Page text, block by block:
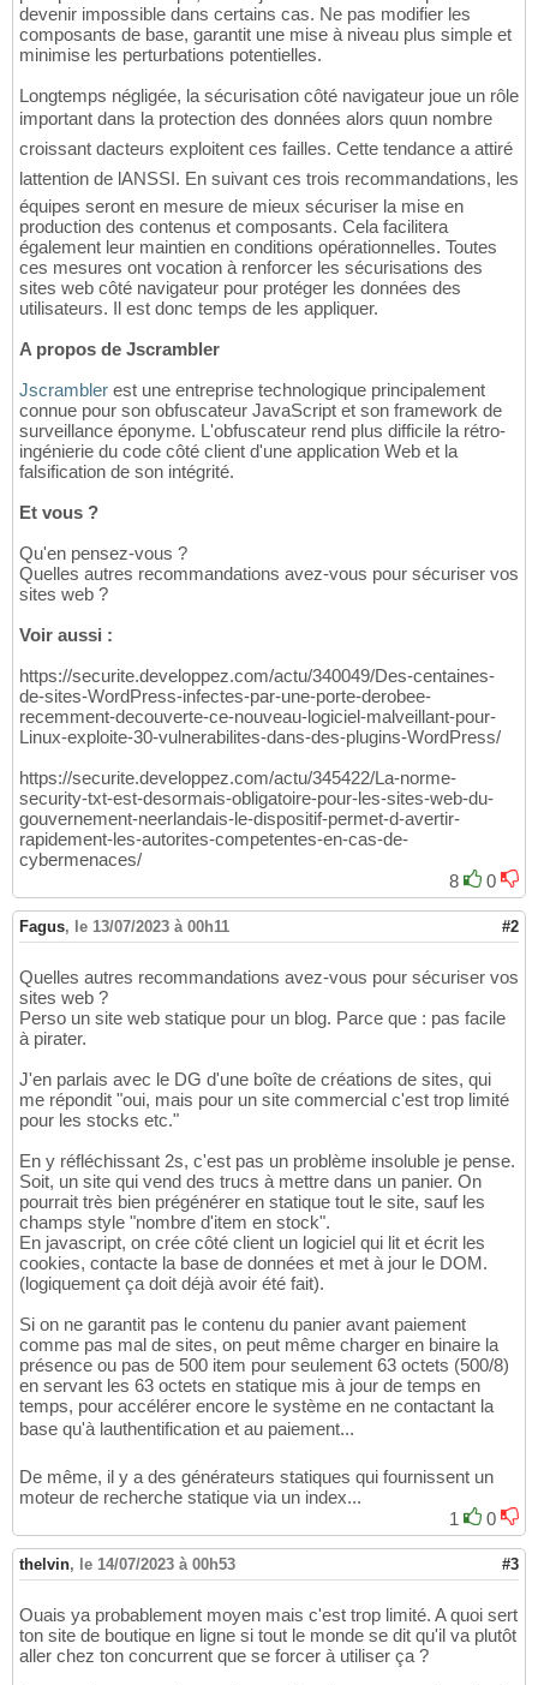
devenir impossible dans certains cas. Ne pas modifier les
composants de base, garantit une mise à niveau plus simple et
minimise les perturbations potentielles.
Longtemps négligée, la sécurisation côté navigateur joue un rôle
important dans la protection des données alors quun nombre
croissant dacteurs exploitent ces failles. Cette tendance a attiré
lattention de lANSSI. En suivant ces trois recommandations, les
équipes seront en mesure de mieux sécuriser la mise en
production des contenus et composants. Cela facilitera
également leur maintien en conditions opérationnelles. Toutes
ces mesures ont vocation à renforcer les sécurisations des
sites web côté navigateur pour protéger les données des
utilisateurs. Il est donc temps de les appliquer.
A propos de Jscrambler
Jscrambler est une entreprise technologique principalement
connue pour son obfuscateur JavaScript et son framework de
surveillance éponyme. L'obfuscateur rend plus difficile la rétro-
ingénierie du code côté client d'une application Web et la
falsification de son intégrité.
Et vous ?
Qu'en pensez-vous ?
Quelles autres recommandations avez-vous pour sécuriser vos
sites web ?
Voir aussi :
https://securite.developpez.com/actu/340049/Des-centaines-
de-sites-WordPress-infectes-par-une-porte-derobee-
recemment-decouverte-ce-nouveau-logiciel-malveillant-pour-
Linux-exploite-30-vulnerabilites-dans-des-plugins-WordPress/
https://securite.developpez.com/actu/345422/La-norme-
security-txt-est-desormais-obligatoire-pour-les-sites-web-du-
gouvernement-neerlandais-le-dispositif-permet-d-avertir-
rapidement-les-autorites-competentes-en-cas-de-
cybermenaces/
8
0
Fagus, le 13/07/2023 à 00h11 #2
Quelles autres recommandations avez-vous pour sécuriser vos
sites web ?
Perso un site web statique pour un blog. Parce que : pas facile
à pirater.
J'en parlais avec le DG d'une boîte de créations de sites, qui
me répondit "oui, mais pour un site commercial c'est trop limité
pour les stocks etc."
En y réfléchissant 2s, c'est pas un problème insoluble je pense.
Soit, un site qui vend des trucs à mettre dans un panier. On
pourrait très bien prégénérer en statique tout le site, sauf les
champs style "nombre d'item en stock".
En javascript, on crée côté client un logiciel qui lit et écrit les
cookies, contacte la base de données et met à jour le DOM.
(logiquement ça doit déjà avoir été fait).
Si on ne garantit pas le contenu du panier avant paiement
comme pas mal de sites, on peut même charger en binaire la
présence ou pas de 500 item pour seulement 63 octets (500/8)
en servant les 63 octets en statique mis à jour de temps en
temps, pour accélérer encore le système en ne contactant la
base qu'à lauthentification et au paiement...
De même, il y a des générateurs statiques qui fournissent un
moteur de recherche statique via un index...
1
0
thelvin, le 14/07/2023 à 00h53 #3
Ouais ya probablement moyen mais c'est trop limité. A quoi sert
ton site de boutique en ligne si tout le monde se dit qu'il va plutôt
aller chez ton concurrent que se forcer à utiliser ça ?